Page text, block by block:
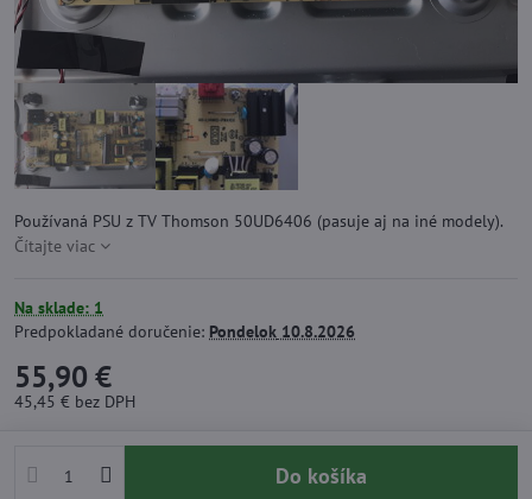
Používaná PSU z TV Thomson 50UD6406 (pasuje aj na iné modely).
Čítajte viac
Na sklade: 1
Predpokladané doručenie: Pondelok 10.8.2026
55,90 €
45,45 € bez DPH
Do košíka